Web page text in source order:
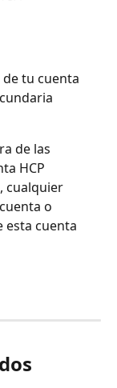
tu cuenta
de las
HCP
cualquier
o
cuenta